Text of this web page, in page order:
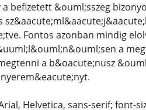
befizetett &ouml;sszeg
Fontos azonban mindig
a
a b&oacute;nusz
Helvetica, sans-serif; font-